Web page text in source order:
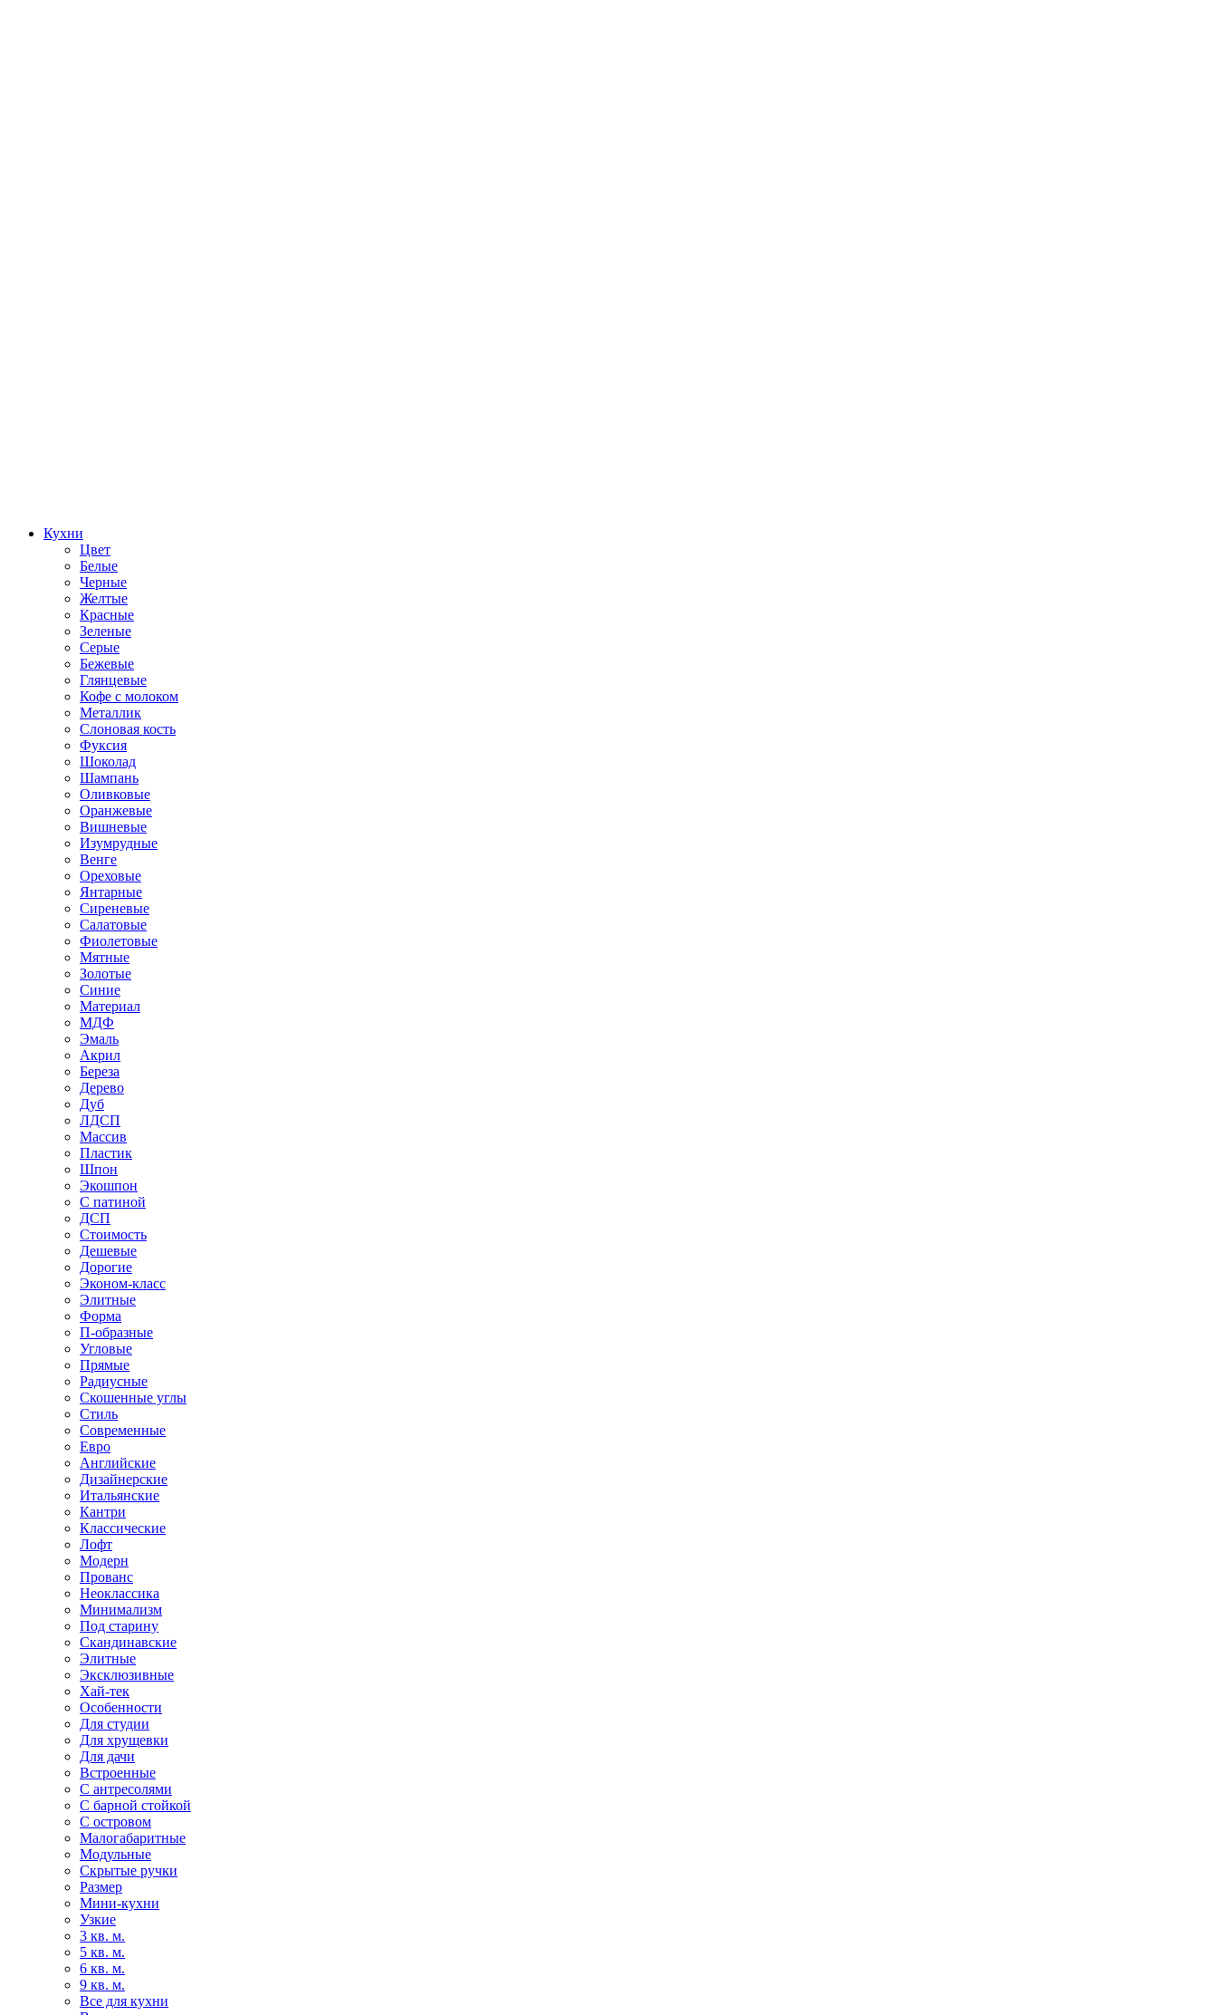
Кухни
Цвет
Белые
Черные
Желтые
Красные
Зеленые
Серые
Бежевые
Глянцевые
Кофе с молоком
Металлик
Слоновая кость
Фуксия
Шоколад
Шампань
Оливковые
Оранжевые
Вишневые
Изумрудные
Венге
Ореховые
Янтарные
Сиреневые
Салатовые
Фиолетовые
Мятные
Золотые
Синие
Материал
МДФ
Эмаль
Акрил
Береза
Дерево
Дуб
ЛДСП
Массив
Пластик
Шпон
Экошпон
С патиной
ДСП
Стоимость
Дешевые
Дорогие
Эконом-класс
Элитные
Форма
П-образные
Угловые
Прямые
Радиусные
Скошенные углы
Стиль
Современные
Евро
Английские
Дизайнерские
Итальянские
Кантри
Классические
Лофт
Модерн
Прованс
Неоклассика
Минимализм
Под старину
Скандинавские
Элитные
Эксклюзивные
Хай-тек
Особенности
Для студии
Для хрущевки
Для дачи
Встроенные
С антресолями
С барной стойкой
С островом
Малогабаритные
Модульные
Скрытые ручки
Размер
Мини-кухни
Узкие
3 кв. м.
5 кв. м.
6 кв. м.
9 кв. м.
Все для кухни